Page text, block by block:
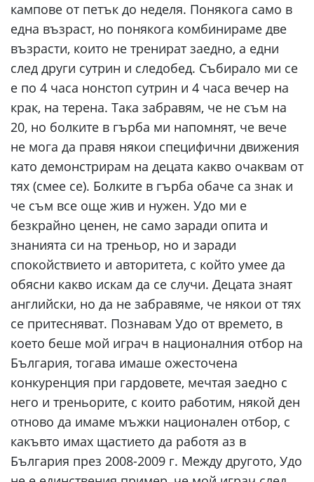
кампове от петък до неделя. Понякога само в
една възраст, но понякога комбинираме две
възрасти, които не тренират заедно, а едни
след други сутрин и следобед. Събирало ми се
е по 4 часа нонстоп сутрин и 4 часа вечер на
крак, на терена. Така забравям, че не съм на
20, но болките в гърба ми напомнят, че вече
не мога да правя някои специфични движения
като демонстрирам на децата какво очаквам от
тях (смее се). Болките в гърба обаче са знак и
че съм все още жив и нужен. Удо ми е
безкрайно ценен, не само заради опита и
знанията си на треньор, но и заради
спокойствието и авторитета, с който умее да
обясни какво искам да се случи. Децата знаят
английски, но да не забравяме, че някои от тях
се притесняват. Познавам Удо от времето, в
което беше мой играч в националния отбор на
България, тогава имаше ожесточена
конкуренция при гардовете, мечтая заедно с
него и треньорите, с които работим, някой ден
отново да имаме мъжки национален отбор, с
какъвто имах щастието да работя аз в
България през 2008-2009 г. Между другото, Удо